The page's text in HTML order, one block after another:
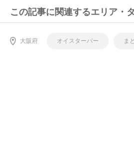
この記事に関連するエリア・
大阪府 オイスターバー ま